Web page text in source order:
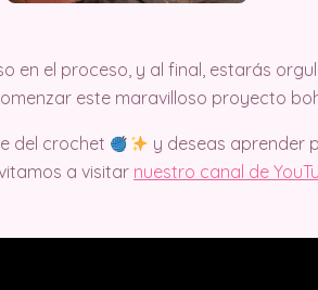
en el proceso, y al final, estarás
este maravilloso proyecto
del crochet
y deseas aprender
a visitar nuestro canal de